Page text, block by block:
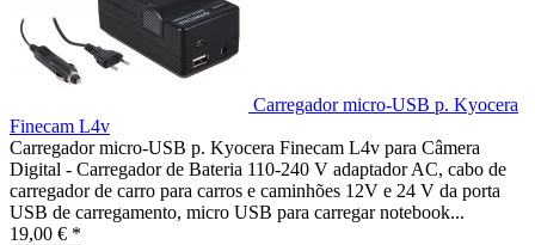
Carregador micro-USB p. Kyocera
Finecam L4v
Carregador micro-USB p. Kyocera Finecam L4v para Câmera
Digital - Carregador de Bateria 110-240 V adaptador AC, cabo de
carregador de carro para carros e caminhões 12V e 24 V da porta
USB de carregamento, micro USB para carregar notebook...
19,00 € *